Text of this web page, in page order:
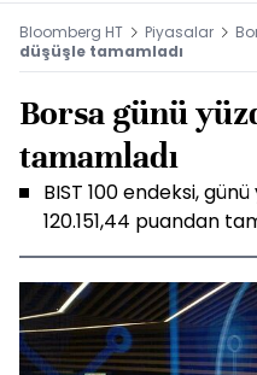
Bloomberg HT Piyasalar
düşüşle tamamladı
Borsa günü
tamamladı
BIST 100 endeksi,
120.151,44 puandan